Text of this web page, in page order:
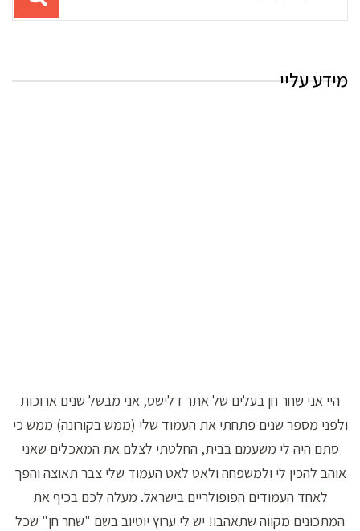
מידע עליי
היי אני שחר חן בעלים של אתר דלישס, אני מבשל שנים ארוכות
ולפני מספר שנים פתחתי את העמוד שלי (ממש בקורונה) ממש כי
סתם היה לי משעמם בבית, החלטתי לצלם את המאכלים שאני
אוהב להכין לי ולמשפחה ולאט לאט העמוד שלי צבר תאוצה והפך
לאחד העמודים הפופולריים בישראל. מעלה לכם בכיף את
המתכונים מקווה שתאהבו! יש לי ערוץ יוטיוב בשם "שחר חן" שכל